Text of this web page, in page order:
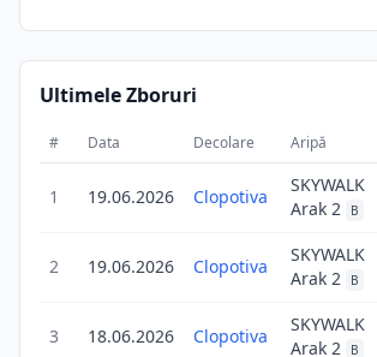
Ultimele Zboruri
# Data Decolare Aripă
1 19.06.2026 Clopotiva
SKYWALK
Arak 2
B
2 19.06.2026 Clopotiva
SKYWALK
Arak 2
B
3 18.06.2026 Clopotiva
SKYWALK
Arak 2
B